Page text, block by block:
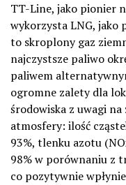
TT-Line, jako pionier
wykorzysta LNG, jako
to skroplony gaz
najczystsze paliwo
paliwem
ogromne zalety dla
środowiska z uwagi
atmosfery: ilość
93%, tlenku azotu
98% w porównaniu z
co pozytywnie